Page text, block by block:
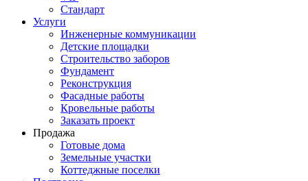
Стандарт
Услуги
Инженерные коммуникации
Детские площадки
Строительство заборов
Фундамент
Реконструкция
Фасадные работы
Кровельные работы
Заказать проект
Продажа
Готовые дома
Земельные участки
Коттеджные поселки